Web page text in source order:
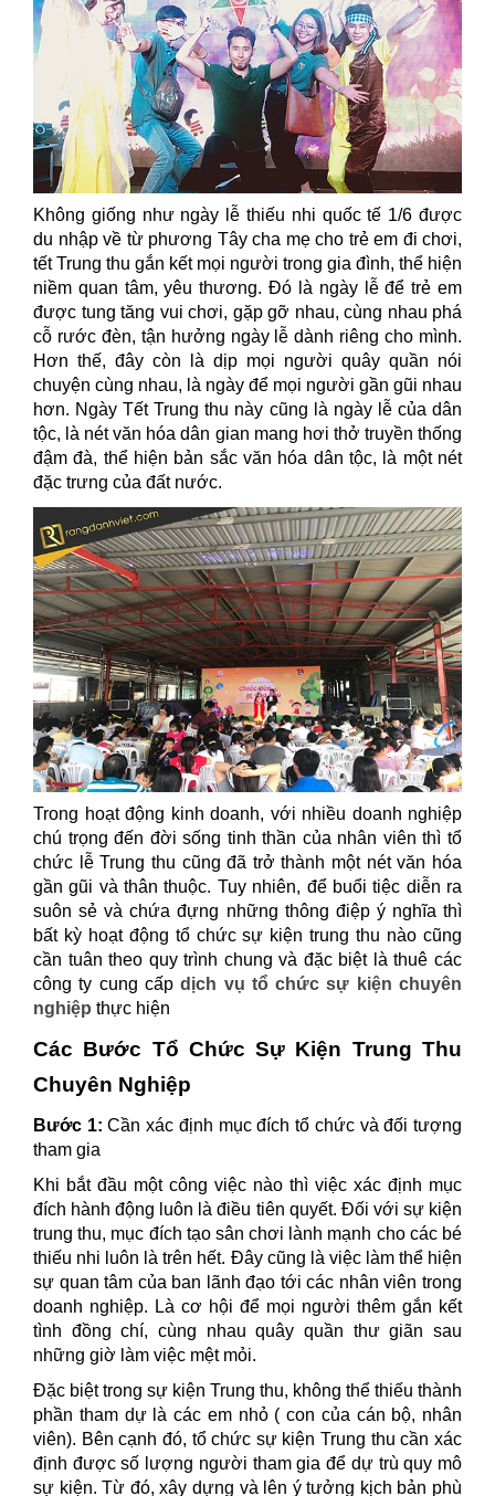
Không giống như ngày lễ thiếu nhi quốc tế 1/6 được
du nhập về từ phương Tây cha mẹ cho trẻ em đi chơi,
tết Trung thu gắn kết mọi người trong gia đình, thể hiện
niềm quan tâm, yêu thương. Đó là ngày lễ để trẻ em
được tung tăng vui chơi, gặp gỡ nhau, cùng nhau phá
cỗ rước đèn, tận hưởng ngày lễ dành riêng cho mình.
Hơn thế, đây còn là dịp mọi người quây quần nói
chuyện cùng nhau, là ngày để mọi người gần gũi nhau
hơn. Ngày Tết Trung thu này cũng là ngày lễ của dân
tộc, là nét văn hóa dân gian mang hơi thở truyền thống
đậm đà, thể hiện bản sắc văn hóa dân tộc, là một nét
đặc trưng của đất nước.
Trong hoạt động kinh doanh, với nhiều doanh nghiệp
chú trọng đến đời sống tinh thần của nhân viên thì tổ
chức lễ Trung thu cũng đã trở thành một nét văn hóa
gần gũi và thân thuộc. Tuy nhiên, để buổi tiệc diễn ra
suôn sẻ và chứa đựng những thông điệp ý nghĩa thì
bất kỳ hoạt động tổ chức sự kiện trung thu nào cũng
cần tuân theo quy trình chung và đặc biệt là thuê các
công ty cung cấpdịch vụ tổ chức sự kiện chuyên
nghiệp thực hiện
Các Bước Tổ Chức Sự Kiện Trung Thu
Chuyên Nghiệp
Bước 1: Cần xác định mục đích tổ chức và đối tượng
tham gia
Khi bắt đầu một công việc nào thì việc xác định mục
đích hành động luôn là điều tiên quyết. Đối với sự kiện
trung thu, mục đích tạo sân chơi lành mạnh cho các bé
thiếu nhi luôn là trên hết. Đây cũng là việc làm thể hiện
sự quan tâm của ban lãnh đạo tới các nhân viên trong
doanh nghiệp. Là cơ hội để mọi người thêm gắn kết
tình đồng chí, cùng nhau quây quần thư giãn sau
những giờ làm việc mệt mỏi.
Đặc biệt trong sự kiện Trung thu, không thể thiếu thành
phần tham dự là các em nhỏ ( con của cán bộ, nhân
viên). Bên cạnh đó, tổ chức sự kiện Trung thu cần xác
định được số lượng người tham gia để dự trù quy mô
sự kiện. Từ đó, xây dựng và lên ý tưởng kịch bản phù